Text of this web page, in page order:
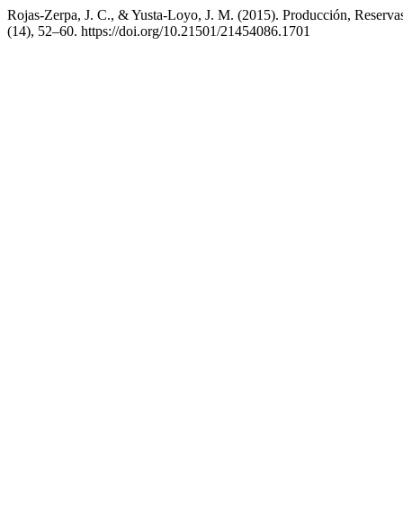
Rojas-Zerpa, J. C., & Yusta-Loyo, J. M. (2015). Producción,
(14), 52–60. https://doi.org/10.21501/21454086.1701